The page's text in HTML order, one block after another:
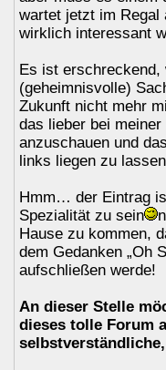
wartet jetzt im Regal
wirklich interessant
Es ist erschreckend,
(geheimnisvolle)
Zukunft nicht mehr
das lieber bei
anzuschauen und
links liegen zu
Hmm… der Eintrag
Spezialität zu sein
Hause zu kommen,
dem Gedanken „Oh
aufschließen werde!
An dieser Stelle
dieses tolle Forum